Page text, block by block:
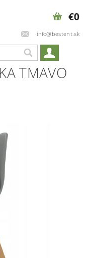
info@bestent.sk
€0
TMAVO